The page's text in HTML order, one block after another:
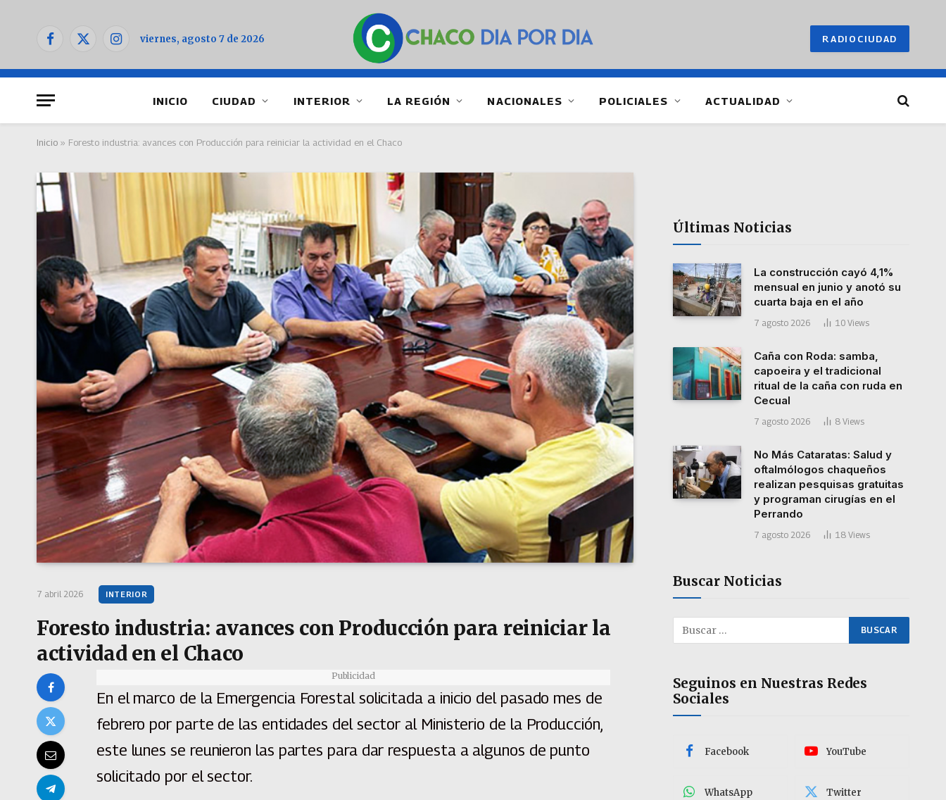
Facebook
X
Instagramviernes, agosto 7 de 2026 RADIOCIUDAD
INICIO CIUDAD INTERIOR LA REGIÓN NACIONALES POLICIALES ACTUALIDAD
Inicio » Foresto industria: avances con Producción para reiniciar la actividad en el Chaco
7 abril 2026 INTERIOR
Foresto industria: avances con Producción para reiniciar la
actividad en el Chaco
Publicidad
En el marco de la Emergencia Forestal solicitada a inicio del pasado mes de
febrero por parte de las entidades del sector al Ministerio de la Producción,
este lunes se reunieron las partes para dar respuesta a algunos de punto
solicitado por el sector.
Últimas Noticias
La construcción cayó 4,1%
mensual en junio y anotó su
cuarta baja en el año
7 agosto 2026 10 Views
Caña con Roda: samba,
capoeira y el tradicional
ritual de la caña con ruda en
Cecual
7 agosto 2026 8 Views
No Más Cataratas: Salud y
oftalmólogos chaqueños
realizan pesquisas gratuitas
y programan cirugías en el
Perrando
7 agosto 2026 18 Views
Buscar Noticias
Seguinos en Nuestras Redes
Sociales
Facebook YouTube
WhatsApp Twitter